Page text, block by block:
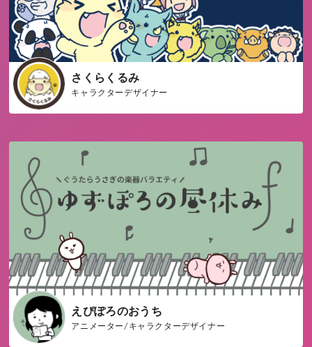
さくらくるみ
キャラクターデザイナー
えぴぽろのおうち
アニメーター/キャラクターデザイナー